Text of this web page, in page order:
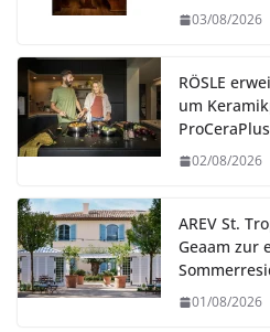
03/08/2026
RÖSLE
um
02/08/2026
AREV St.
Geaam zur
01/08/2026